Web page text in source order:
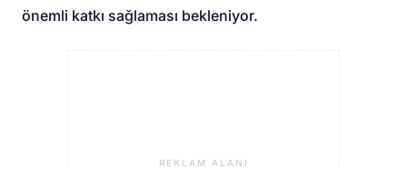
önemli katkı sağlaması bekleniyor.
REKLAM ALANI